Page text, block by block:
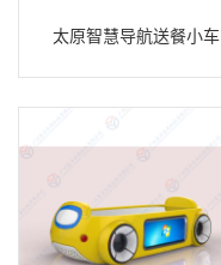
太原智慧导航送餐小车